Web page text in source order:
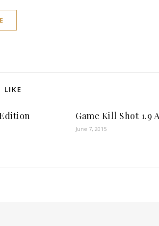
LIKE
Game Kill Shot 1.9
June 7, 2015